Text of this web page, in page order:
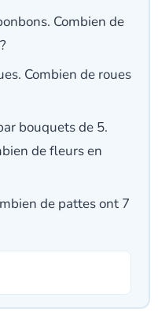
Combien de
Combien de roues
bouquets de 5.
de fleurs en
de pattes ont 7